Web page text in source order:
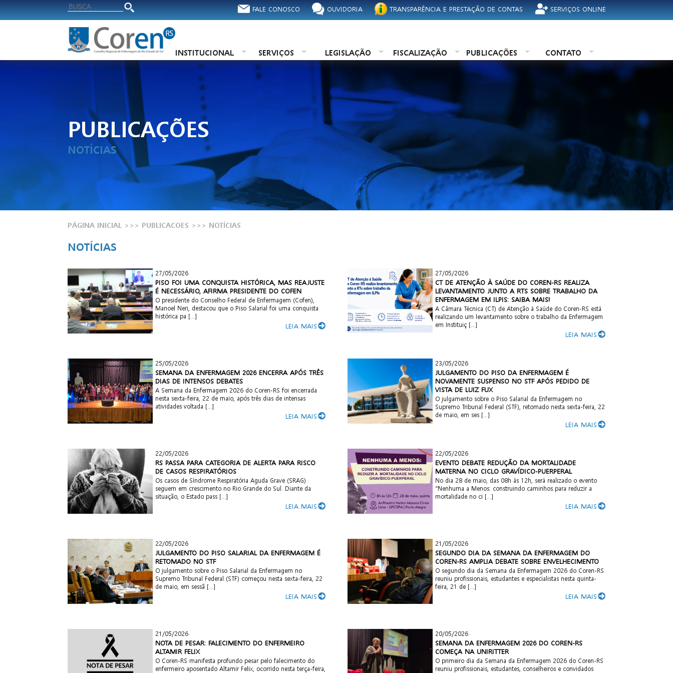
SERVIÇOS ONLINE
TRANSPARÊNCIA E PRESTAÇÃO DE CONTAS
OUVIDORIA
FALE CONOSCO
INSTITUCIONAL SERVIÇOS LEGISLAÇÃO FISCALIZAÇÃO PUBLICAÇÕES CONTATO
PUBLICAÇÕES
NOTÍCIAS
PÁGINA INICIAL >>> PUBLICACOES >>> NOTÍCIAS
NOTÍCIAS
27/05/2026
PISO FOI UMA CONQUISTA HISTÓRICA, MAS REAJUSTE
É NECESSÁRIO, AFIRMA PRESIDENTE DO COFEN
O presidente do Conselho Federal de Enfermagem (Cofen),
Manoel Neri, destacou que o Piso Salarial foi uma conquista
histórica pa [...]
LEIA MAIS
27/05/2026
CT DE ATENÇÃO À SAÚDE DO COREN-RS REALIZA
LEVANTAMENTO JUNTO A RTS SOBRE TRABALHO DA
ENFERMAGEM EM ILPIS: SAIBA MAIS!
A Câmara Técnica (CT) de Atenção à Saúde do Coren-RS está
realizando um levantamento sobre o trabalho da Enfermagem
em Instituiç [...]
LEIA MAIS
25/05/2026
SEMANA DA ENFERMAGEM 2026 ENCERRA APÓS TRÊS
DIAS DE INTENSOS DEBATES
A Semana da Enfermagem 2026 do Coren-RS foi encerrada
nesta sexta-feira, 22 de maio, após três dias de intensas
atividades voltada [...]
LEIA MAIS
23/05/2026
JULGAMENTO DO PISO DA ENFERMAGEM É
NOVAMENTE SUSPENSO NO STF APÓS PEDIDO DE
VISTA DE LUIZ FUX
O julgamento sobre o Piso Salarial da Enfermagem no
Supremo Tribunal Federal (STF), retomado nesta sexta-feira, 22
de maio, em ses [...]
LEIA MAIS
22/05/2026
RS PASSA PARA CATEGORIA DE ALERTA PARA RISCO
DE CASOS RESPIRATÓRIOS
Os casos de Síndrome Respiratória Aguda Grave (SRAG)
seguem em crescimento no Rio Grande do Sul. Diante da
situação, o Estado pass [...]
LEIA MAIS
22/05/2026
EVENTO DEBATE REDUÇÃO DA MORTALIDADE
MATERNA NO CICLO GRAVÍDICO-PUERPERAL
No dia 28 de maio, das 08h às 12h, será realizado o evento
“Nenhuma a Menos: construindo caminhos para reduzir a
mortalidade no ci [...]
LEIA MAIS
22/05/2026
JULGAMENTO DO PISO SALARIAL DA ENFERMAGEM É
RETOMADO NO STF
O julgamento sobre o Piso Salarial da Enfermagem no
Supremo Tribunal Federal (STF) começou nesta sexta-feira, 22
de maio, em sessã [...]
LEIA MAIS
21/05/2026
SEGUNDO DIA DA SEMANA DA ENFERMAGEM DO
COREN-RS AMPLIA DEBATE SOBRE ENVELHECIMENTO
O segundo dia da Semana da Enfermagem 2026 do Coren-RS
reuniu profissionais, estudantes e especialistas nesta quinta-
feira, 21 de [...]
LEIA MAIS
21/05/2026
NOTA DE PESAR: FALECIMENTO DO ENFERMEIRO
ALTAMIR FELIX
O Coren-RS manifesta profundo pesar pelo falecimento do
enfermeiro aposentado Altamir Felix, ocorrido nesta terça-feira,
20/05/2026
SEMANA DA ENFERMAGEM 2026 DO COREN-RS
COMEÇA NA UNIRITTER
O primeiro dia da Semana da Enfermagem 2026 do Coren-RS
reuniu profissionais, estudantes, conselheiros e convidados